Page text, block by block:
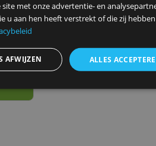
ze om
u te maken, te tellen
onze diensten, om uw
personaliseren
van cookies.
te personaliseren en om
van onze site met onze
informatie die u aan hen heeft
Privacybeleid